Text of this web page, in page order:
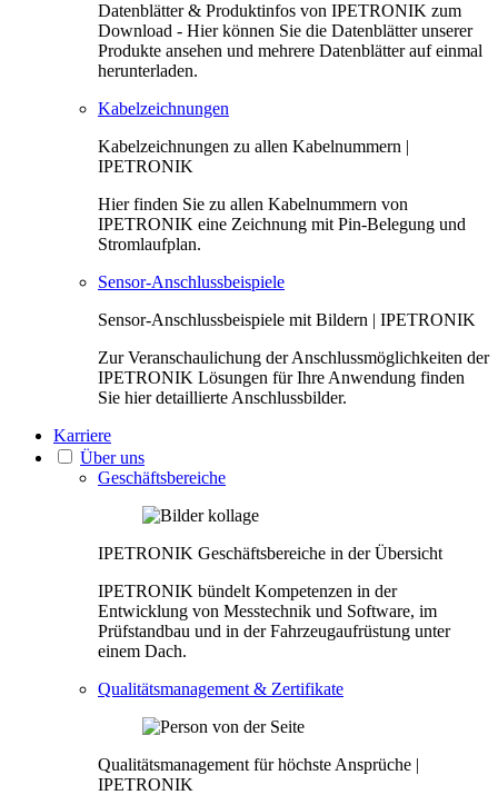
Datenblätter & Produktinfos von IPETRONIK zum
Download - Hier können Sie die Datenblätter unserer
Produkte ansehen und mehrere Datenblätter auf einmal
herunterladen.
Kabel­zeichnungen
Kabelzeichnungen zu allen Kabelnummern |
IPETRONIK
Hier finden Sie zu allen Kabelnummern von
IPETRONIK eine Zeichnung mit Pin-Belegung und
Stromlaufplan.
Sensor-Anschluss­beispiele
Sensor-An­schluss­bei­spiele mit Bildern | IPETRONIK
Zur Veranschaulichung der Anschlussmöglichkeiten der
IPETRONIK Lösungen für Ihre Anwendung finden
Sie hier detaillierte Anschlussbilder.
Karriere
Über uns
Geschäftsbereiche
IPETRONIK Geschäftsbereiche in der Übersicht
IPETRONIK bündelt Kompetenzen in der
Entwicklung von Messtechnik und Software, im
Prüfstandbau und in der Fahrzeugaufrüstung unter
einem Dach.
Qualitätsmanagement & Zertifikate
Qualitätsmanagement für höchste Ansprüche |
IPETRONIK